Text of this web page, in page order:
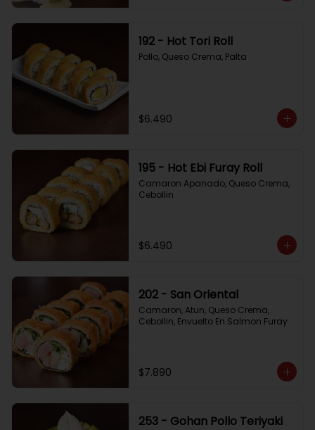
192 - Hot Tori Roll
Pollo, Queso Crema, Palta
$6.490
195 - Hot Ebi Furay Roll
Camaron Apanado, Queso Crema,
Cebollin
$6.490
202 - San Oriental
Camaron, Atun, Queso Crema,
Cebollin, Envuelto En Salmon Furay
$7.890
253 - Gohan Pollo Teriyaki